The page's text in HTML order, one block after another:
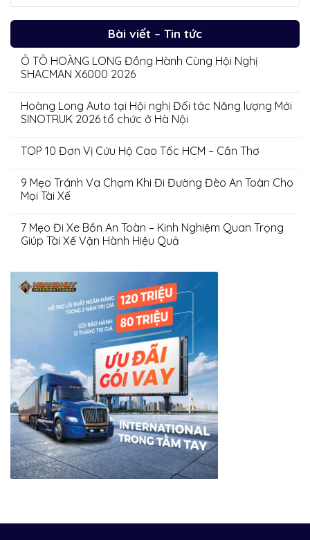
Bài viết – Tin tức
Ô TÔ HOÀNG LONG Đồng Hành Cùng Hội Nghị
SHACMAN X6000 2026
Hoàng Long Auto tại Hội nghị Đối tác Năng lượng Mới
SINOTRUK 2026 tổ chức ở Hà Nội
TOP 10 Đơn Vị Cứu Hộ Cao Tốc HCM – Cần Thơ
9 Mẹo Tránh Va Chạm Khi Đi Đường Đèo An Toàn Cho
Mọi Tài Xế
7 Mẹo Đi Xe Bồn An Toàn – Kinh Nghiệm Quan Trọng
Giúp Tài Xế Vận Hành Hiệu Quả